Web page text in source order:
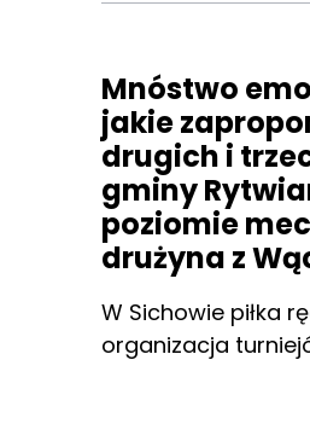
Mnóstwo
jakie
drugich i
gminy
poziomie
drużyna z
W Sichowie piłka
organizacja